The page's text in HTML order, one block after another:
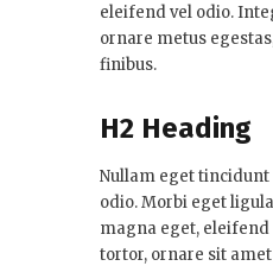
eleifend vel odio.
ornare metus
finibus.
H2 Heading
Nullam eget tincidunt
odio. Morbi eget
magna eget,
tortor, ornare sit